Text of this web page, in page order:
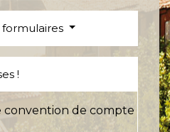
formulaires
!
de compte